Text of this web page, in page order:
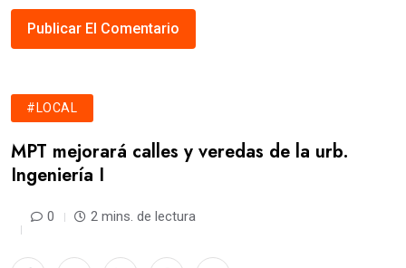
#LOCAL
MPT mejorará calles y veredas de la urb.
Ingeniería I
0 2 mins. de lectura